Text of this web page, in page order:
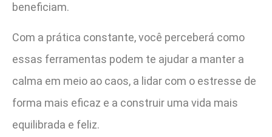
beneficiam.
Com a prática constante, você perceberá como
essas ferramentas podem te ajudar a manter a
calma em meio ao caos, a lidar com o estresse de
forma mais eficaz e a construir uma vida mais
equilibrada e feliz.